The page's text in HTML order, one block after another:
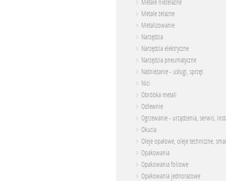
Metale nieżelazne
Metale żelazne
Metalizowanie
Narzędzia
Narzędzia elektryczne
Narzędzia pneumatyczne
Naśnieżanie - usługi, sprzęt
Nici
Obróbka metali
Odlewnie
Ogrzewanie - urządzenia, serwis,
Okucia
Oleje opałowe, oleje techniczne,
Opakowania
Opakowania foliowe
Opakowania jednorazowe